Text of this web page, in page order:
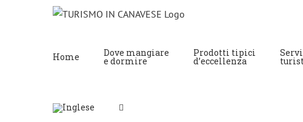
Home Dove mangiare
e dormire
Prodotti tipici
d’eccellenza